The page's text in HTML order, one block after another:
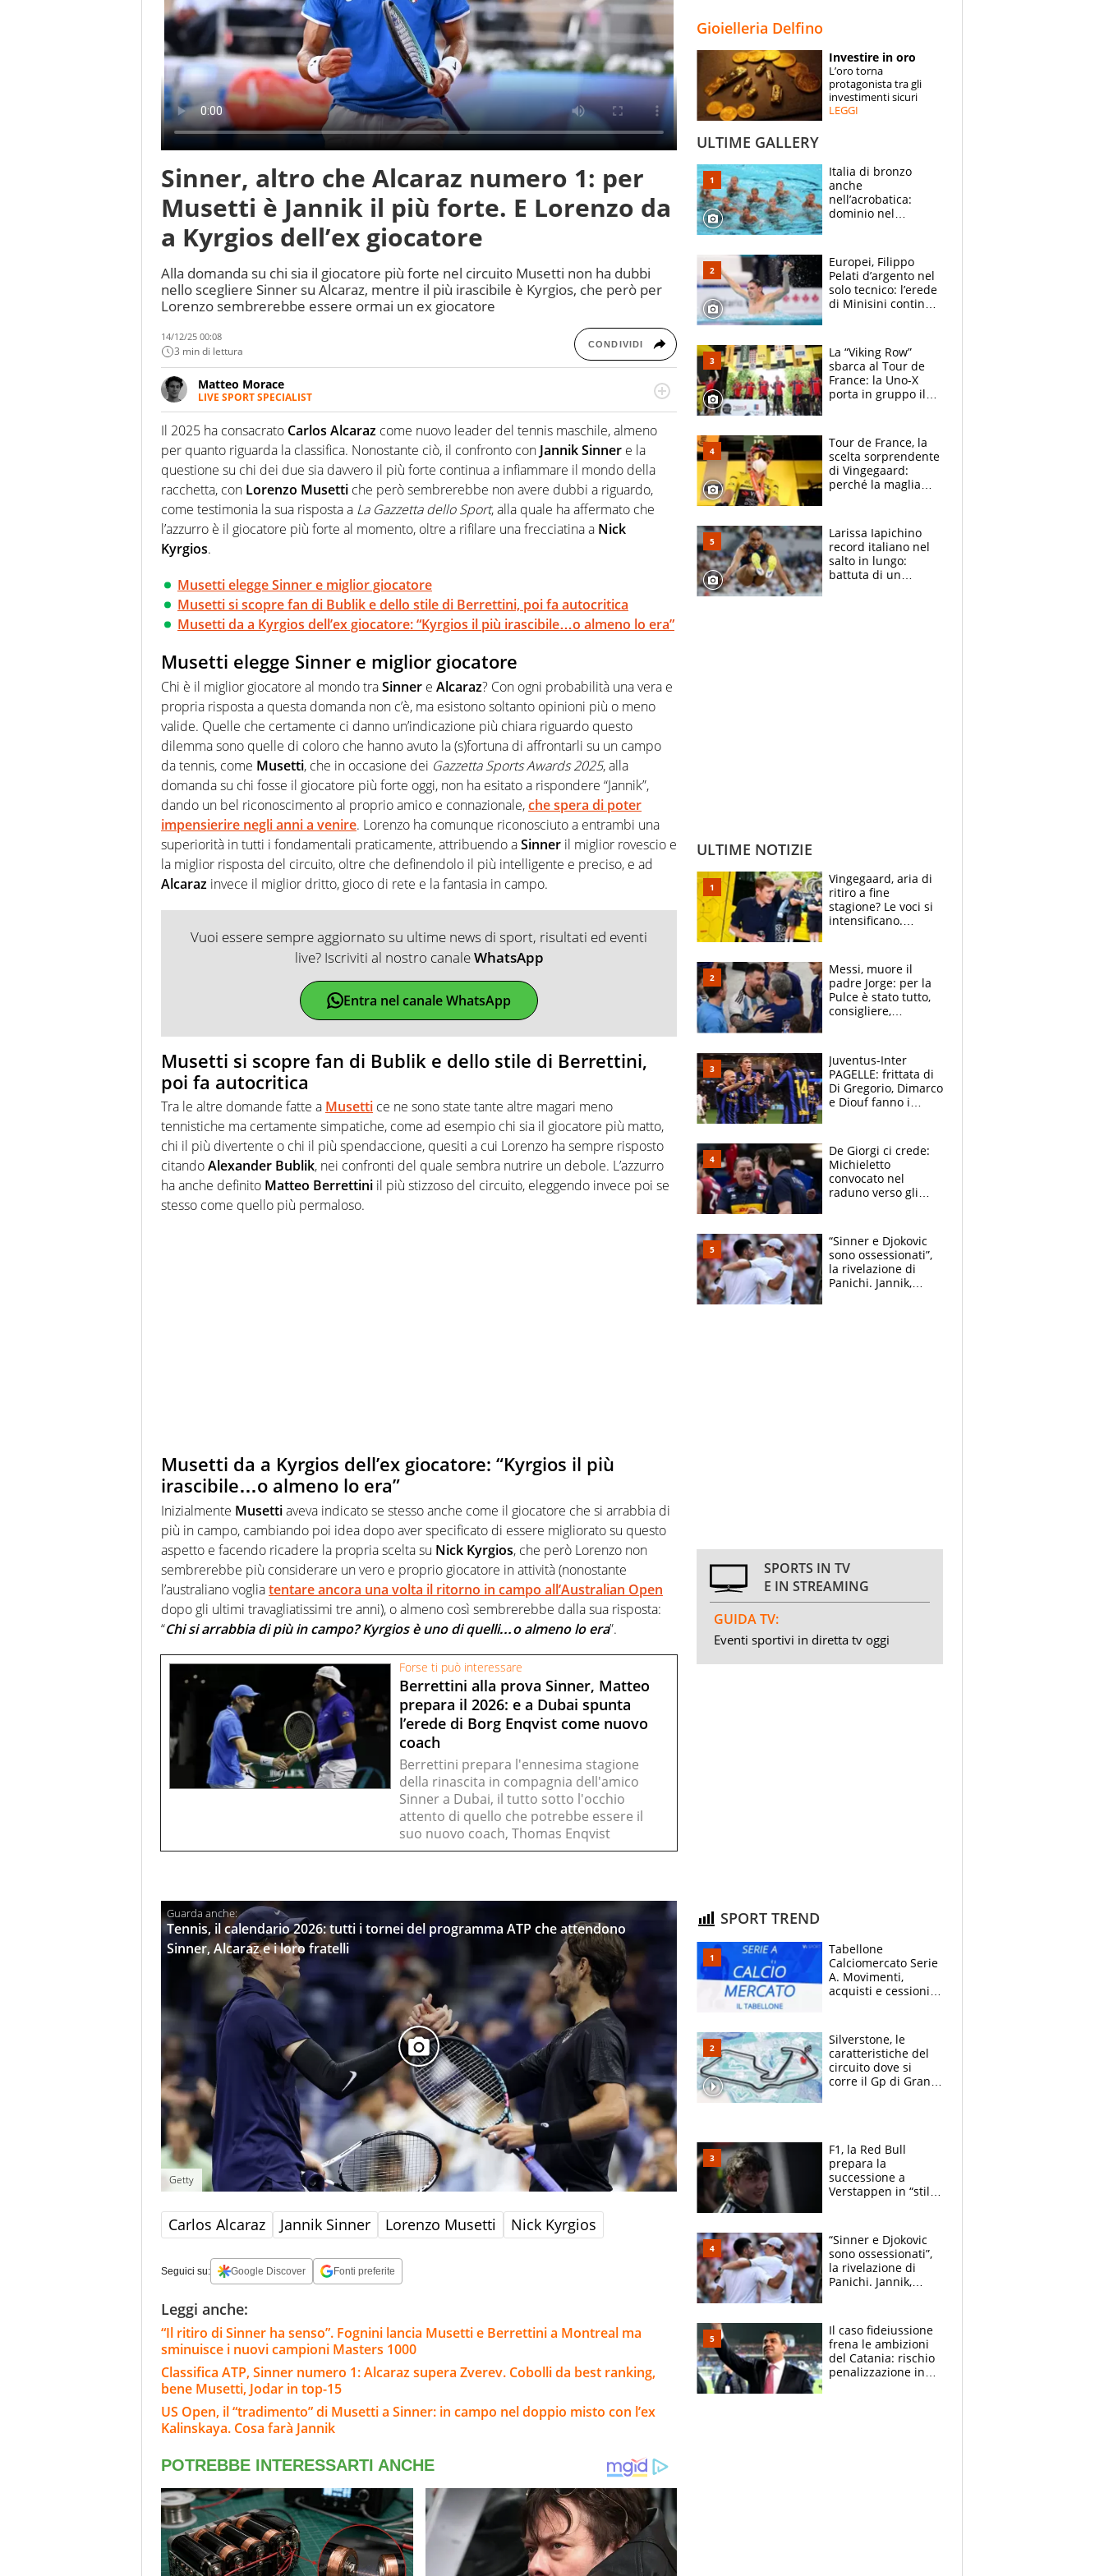
ESPERTI
CONTATTI
Sinner, altro che Alcaraz numero 1: per
Musetti è Jannik il più forte. E Lorenzo da
a Kyrgios dell’ex giocatore
Alla domanda su chi sia il giocatore più forte nel circuito Musetti non ha dubbi
nello scegliere Sinner su Alcaraz, mentre il più irascibile è Kyrgios, che però per
Lorenzo sembrerebbe essere ormai un ex giocatore
14/12/25 00:08
3 min di lettura CONDIVIDI
Matteo Morace
LIVE SPORT SPECIALIST
La multimedialità quale approccio personale e professionale. Ama raccontare lo sport
focalizzando ogni attenzione sul tempo reale: la verità della dirette non sono opinioni
ma fatti
Il 2025 ha consacrato Carlos Alcaraz come nuovo leader del tennis maschile, almeno
per quanto riguarda la classifica. Nonostante ciò, il confronto con Jannik Sinner e la
questione su chi dei due sia davvero il più forte continua a infiammare il mondo della
racchetta, con Lorenzo Musetti che però sembrerebbe non avere dubbi a riguardo,
come testimonia la sua risposta a La Gazzetta dello Sport, alla quale ha affermato che
l’azzurro è il giocatore più forte al momento, oltre a rifilare una frecciatina a Nick
Kyrgios.
Musetti elegge Sinner e miglior giocatore
Musetti si scopre fan di Bublik e dello stile di Berrettini, poi fa autocritica
Musetti da a Kyrgios dell’ex giocatore: “Kyrgios il più irascibile…o almeno lo era”
Musetti elegge Sinner e miglior giocatore
Chi è il miglior giocatore al mondo traSinner e Alcaraz? Con ogni probabilità una vera e
propria risposta a questa domanda non c’è, ma esistono soltanto opinioni più o meno
valide. Quelle che certamente ci danno un’indicazione più chiara riguardo questo
dilemma sono quelle di coloro che hanno avuto la (s)fortuna di affrontarli su un campo
da tennis, come Musetti, che in occasione dei Gazzetta Sports Awards 2025, alla
domanda su chi fosse il giocatore più forte oggi, non ha esitato a rispondere “Jannik”,
dando un bel riconoscimento al proprio amico e connazionale,che spera di poter
impensierire negli anni a venire. Lorenzo ha comunque riconosciuto a entrambi una
superiorità in tutti i fondamentali praticamente, attribuendo aSinner il miglior rovescio e
la miglior risposta del circuito, oltre che definendolo il più intelligente e preciso, e ad
Alcaraz invece il miglior dritto, gioco di rete e la fantasia in campo.
Vuoi essere sempre aggiornato su ultime news di sport, risultati ed eventi
live? Iscriviti al nostro canaleWhatsApp
Entra nel canale WhatsApp
Musetti si scopre fan di Bublik e dello stile di Berrettini,
poi fa autocritica
Tra le altre domande fatte a Musetti ce ne sono state tante altre magari meno
tennistiche ma certamente simpatiche, come ad esempio chi sia il giocatore più matto,
chi il più divertente o chi il più spendaccione, quesiti a cui Lorenzo ha sempre risposto
citandoAlexander Bublik, nei confronti del quale sembra nutrire un debole. L’azzurro
ha anche definito Matteo Berrettini il più stizzoso del circuito, eleggendo invece poi se
stesso come quello più permaloso.
Musetti da a Kyrgios dell’ex giocatore: “Kyrgios il più
irascibile…o almeno lo era”
Inizialmente Musettiaveva indicato se stesso anche come il giocatore che si arrabbia di
più in campo, cambiando poi idea dopo aver specificato di essere migliorato su questo
aspetto e facendo ricadere la propria scelta su Nick Kyrgios, che però Lorenzo non
sembrerebbe più considerare un vero e proprio giocatore in attività (nonostante
l’australiano vogliatentare ancora una volta il ritorno in campo all’Australian Open
dopo gli ultimi travagliatissimi tre anni), o almeno così sembrerebbe dalla sua risposta:
“Chi si arrabbia di più in campo? Kyrgios è uno di quelli…o almeno lo era”.
Forse ti può interessare
Berrettini alla prova Sinner, Matteo
prepara il 2026: e a Dubai spunta
l’erede di Borg Enqvist come nuovo
coach
Berrettini prepara l'ennesima stagione
della rinascita in compagnia dell'amico
Sinner a Dubai, il tutto sotto l'occhio
attento di quello che potrebbe essere il
suo nuovo coach, Thomas Enqvist
Tennis, il calendario 2026: tutti i tornei del programma ATP che attendono
Sinner, Alcaraz e i loro fratelli
Getty
Carlos Alcaraz Jannik Sinner Lorenzo Musetti Nick Kyrgios
Seguici su: Google Discover Fonti preferite
Leggi anche:
“Il ritiro di Sinner ha senso”. Fognini lancia Musetti e Berrettini a Montreal ma
sminuisce i nuovi campioni Masters 1000
Classifica ATP, Sinner numero 1: Alcaraz supera Zverev. Cobolli da best ranking,
bene Musetti, Jodar in top-15
US Open, il “tradimento” di Musetti a Sinner: in campo nel doppio misto con l’ex
Kalinskaya. Cosa farà Jannik
Gioielleria Delfino
Investire in oro
L’oro torna
protagonista tra gli
investimenti sicuri
LEGGI
ULTIME GALLERY
Italia di bronzo
anche
nell’acrobatica:
dominio nel
e compagni
continuare
Europei, Filippo
Pelati d’argento nel
solo tecnico: l’erede
di Minisini continua
mirino
La “Viking Row”
sbarca al Tour de
France: la Uno-X
porta in gruppo il
compagni
Tour de France, la
scelta sorprendente
di Vingegaard:
perché la maglia
rischio da evitare
Larissa Iapichino
record italiano nel
salto in lungo:
battuta di un
ULTIME NOTIZIE
Vingegaard, aria di
ritiro a fine
stagione? Le voci si
intensificano.
vuole la Roubaix
Messi, muore il
padre Jorge: per la
Pulce è stato tutto,
consigliere,
Juventus-Inter
PAGELLE: frittata di
Di Gregorio, Dimarco
e Diouf fanno i
scompare, Kolo fa
sperare
De Giorgi ci crede:
Michieletto
convocato nel
raduno verso gli
“Sinner e Djokovic
sono ossessionati”,
la rivelazione di
Panichi. Jannik,
SPORTS IN TV
E IN STREAMING
GUIDA TV:
Eventi sportivi in diretta tv oggi
SPORT TREND
Tabellone
Calciomercato Serie
A. Movimenti,
acquisti e cessioni:
Silverstone, le
caratteristiche del
circuito dove si
corre il Gp di Gran
F1, la Red Bull
prepara la
successione a
Verstappen in “stile
attacco all’Italia
“Sinner e Djokovic
sono ossessionati”,
la rivelazione di
Panichi. Jannik,
agli US Open
Il caso fideiussione
frena le ambizioni
del Catania: rischio
penalizzazione in